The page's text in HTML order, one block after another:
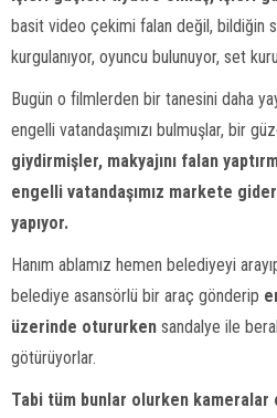
basit video çekimi falan değil, bildiğin
kurgulanıyor, oyuncu bulunuyor, set
Bugün o filmlerden bir tanesini daha
engelli vatandaşımızı bulmuşlar, bir
giydirmişler, makyajını falan
engelli vatandaşımız markete
yapıyor.
Hanım ablamız hemen belediyeyi
belediye asansörlü bir araç gönderip
üzerinde otururken sandalye ile
götürüyorlar.
Tabi tüm bunlar olurken kameralar